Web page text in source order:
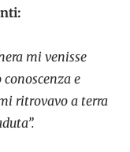
mi venisse
e
ritrovavo a terra